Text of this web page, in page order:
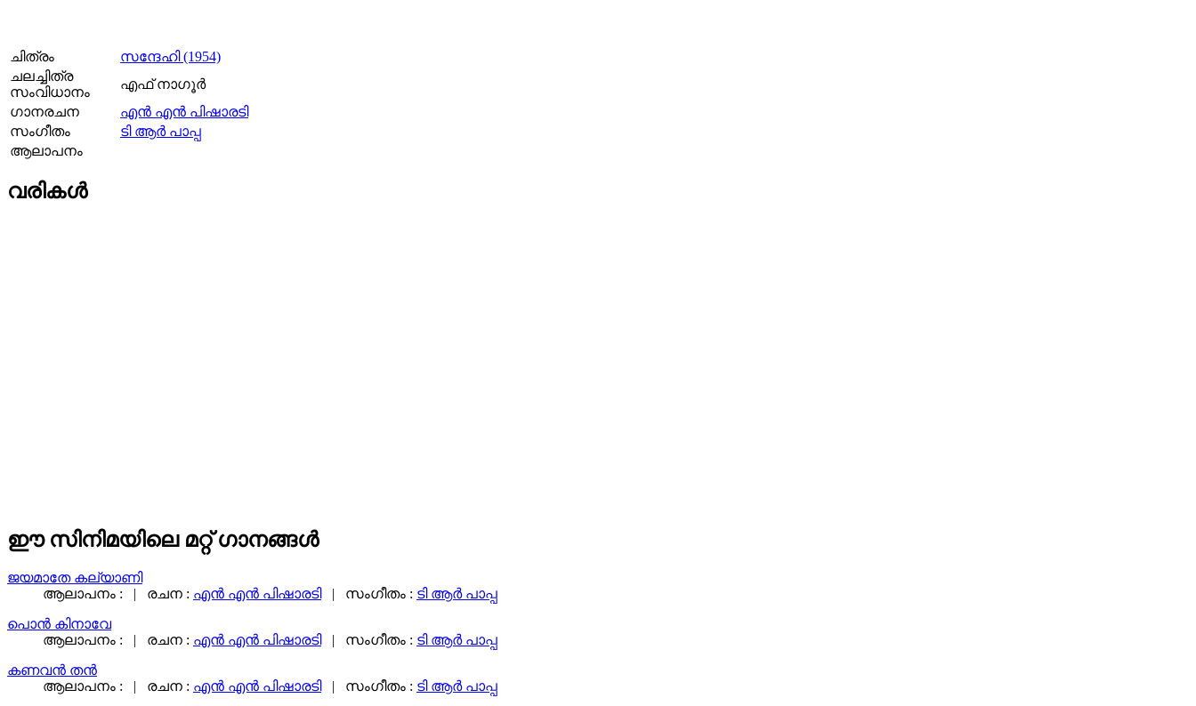
ചിത്രം
സന്ദേഹി (1954)
ചലച്ചിത്ര
സംവിധാനം
എഫ് നാഗൂർ
ഗാനരചന
എന്‍ എന്‍ പിഷാരടി
സംഗീതം
ടി ആര്‍ പാപ്പ
ആലാപനം
വരികള്‍
ഈ സിനിമയിലെ മറ്റ് ഗാനങ്ങള്‍
ജയമാതേ കല്യാണി
ആലാപനം : | രചന : എന്‍ എന്‍ പിഷാരടി| സംഗീതം : ടി ആര്‍ പാപ്പ
പൊൻ കിനാവേ
ആലാപനം : | രചന : എന്‍ എന്‍ പിഷാരടി| സംഗീതം : ടി ആര്‍ പാപ്പ
കണവൻ തൻ
ആലാപനം : | രചന : എന്‍ എന്‍ പിഷാരടി| സംഗീതം : ടി ആര്‍ പാപ്പ